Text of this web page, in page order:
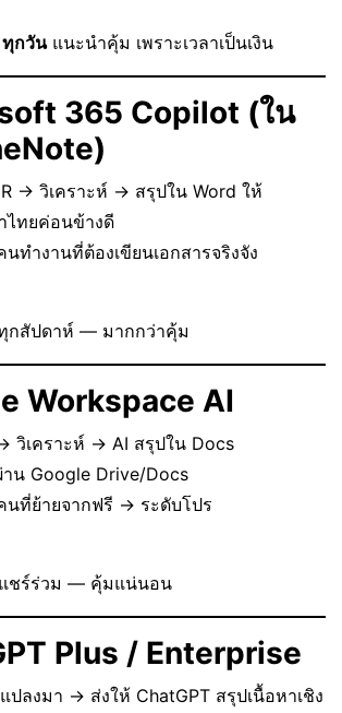
ทุกวันแนะนำคุ้ม เพราะเวลาเป็นเงิน
365 Copilot (ใน
→ วิเคราะห์ → สรุปใน Word ให้
ไทยค่อนข้างดี
นทำงานที่ต้องเขียนเอกสารจริงจัง
กสัปดาห์ — มากกว่าคุ้ม
Workspace AI
วิเคราะห์ → AI สรุปใน Docs
าน Google Drive/Docs
นที่ย้ายจากฟรี → ระดับโปร
ชร์ร่วม — คุ้มแน่นอน
Plus / Enterprise
แปลงมา → ส่งให้ ChatGPT สรุปเนื้อหาเชิง